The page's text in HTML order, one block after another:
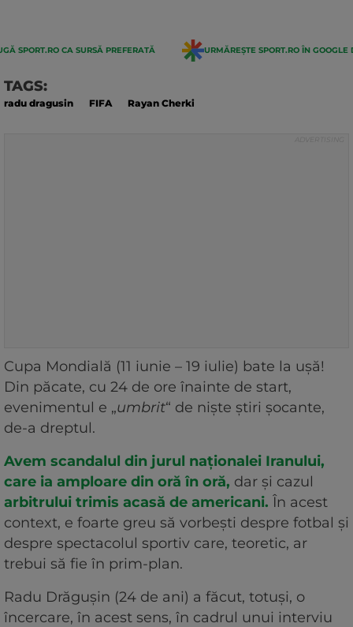
SPORT.RO CA SURSĂ PREFERATĂ URMĂREȘTE SPORT.RO ÎN GOOGLE
TAGS:
radu dragusin FIFA Rayan Cherki
Cupa Mondială (11 iunie – 19 iulie) bate la ușă!
Din păcate, cu 24 de ore înainte de start,
evenimentul e „umbrit“ de niște știri șocante,
de-a dreptul.
Avem scandalul din jurul naționalei Iranului,
care ia amploare din oră în oră, dar și cazul
arbitrului trimis acasă de americani. În acest
context, e foarte greu să vorbești despre fotbal și
despre spectacolul sportiv care, teoretic, ar
trebui să fie în prim-plan.
Radu Drăgușin (24 de ani) a făcut, totuși, o
încercare, în acest sens, în cadrul unui interviu